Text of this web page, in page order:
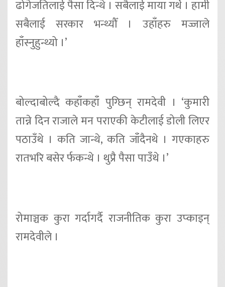
ढोगेजतिलाई पैसा दिन्थे । सबैलाई माया गर्थे । हामी
सबैलाई सरकार भन्थ्यौँ । उहाँहरु मज्जाले
हाँस्नुहुन्थ्यो ।’
बोल्दाबोल्दै कहाँकहाँ पुग्छिन् रामदेवी । ‘कुमारी
तान्ने दिन राजाले मन पराएकी केटीलाई डोली लिएर
पठाउँथे । कति जान्थे, कति जाँदैनथे । गएकाहरु
रातभरि बसेर र्फकन्थे । थुप्रै पैसा पाउँथे ।’
रोमाञ्चक कुरा गर्दागर्दै राजनीतिक कुरा उप्काइन्
रामदेवीले ।